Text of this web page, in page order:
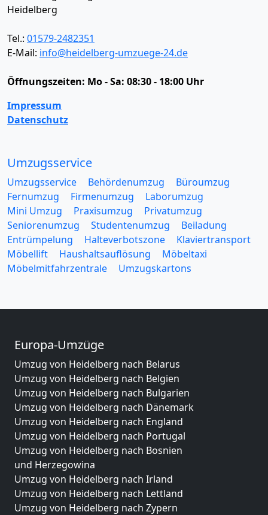
Heidelberg
Tel.: 01579-2482351
E-Mail: info@heidelberg-umzuege-24.de
Öffnungszeiten: Mo - Sa: 08:30 - 18:00 Uhr
Impressum
Datenschutz
Umzugsservice
Umzugsservice Behördenumzug
Büroumzug
Fernumzug
Firmenumzug
Laborumzug
Mini Umzug
Praxisumzug
Privatumzug
Seniorenumzug
Studentenumzug
Beiladung
Entrümpelung
Halteverbotszone
Klaviertransport
Möbellift
Haushaltsauflösung
Möbeltaxi
Möbelmitfahrzentrale
Umzugskartons
Europa-Umzüge
Umzug von Heidelberg nach Belarus
Umzug von Heidelberg nach Belgien
Umzug von Heidelberg nach Bulgarien
Umzug von Heidelberg nach Dänemark
Umzug von Heidelberg nach England
Umzug von Heidelberg nach Portugal
Umzug von Heidelberg nach Bosnien
und Herzegowina
Umzug von Heidelberg nach Irland
Umzug von Heidelberg nach Lettland
Umzug von Heidelberg nach Zypern